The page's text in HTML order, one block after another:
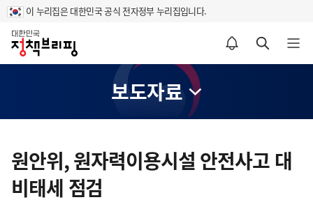
이 누리집은 대한민국 공식 전자정부 누리집입니다.
홈
알림설정 바로가기 검색 바로가기 메뉴 열기
보도자료
텐
츠
영
원안위, 원자력이용시설 안전사고 대
비태세 점검